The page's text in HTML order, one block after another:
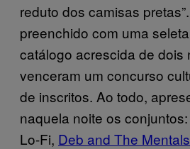
reduto dos camisas
preenchido com uma
catálogo acrescida de dois
venceram um concurso
de inscritos. Ao todo,
naquela noite os
Lo-Fi, Deb and The Mentals